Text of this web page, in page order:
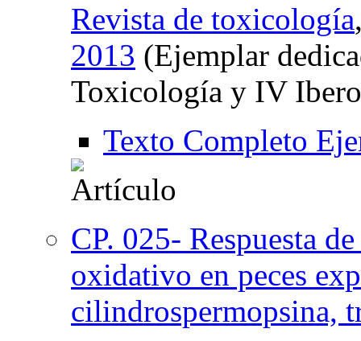
Revista de toxicología
2013 (Ejemplar
Toxicología y IV
Texto Completo
CP. 025- Respuesta
oxidativo en peces
cilindrospermopsina,